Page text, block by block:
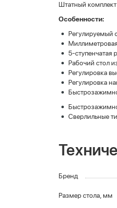
Штатный
Особенности:
Регулируемый
5-ступенчатая
Рабочий стол
Регулировка
Регулировка
Сверлильные
Бренд
Размер стола, мм